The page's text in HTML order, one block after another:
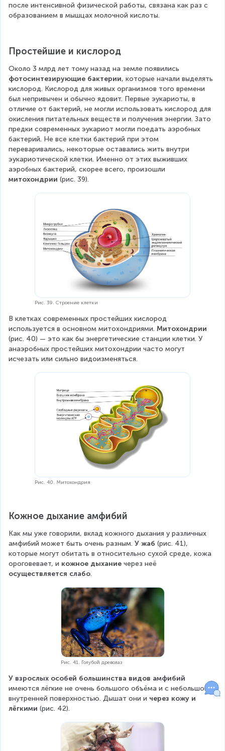
после интенсивной физической работы, связана как раз с
образованием в мышцах молочной кислоты.
Простейшие и кислород
Около 3 млрд лет тому назад на земле появились
фотосинтезирующие бактерии, которые начали выделять
кислород. Кислород для живых организмов того времени
был непривычен и обычно ядовит. Первые эукариоты, в
отличие от бактерий, не могли использовать кислород для
окисления питательных веществ и получения энергии. Зато
предки современных эукариот могли поедать аэробных
бактерий. Не все клетки бактерий при этом
переваривались, некоторые оставались жить внутри
эукариотической клетки. Именно от этих выживших
аэробных бактерий, скорее всего, произошли
митохондрии (рис. 39).
Рис. 39. Строение клетки
В клетках современных простейших кислород
используется в основном митохондриями. Митохондрии
(рис. 40) — это как бы энергетические станции клетки. У
анаэробных простейших митохондрии часто могут
исчезать или сильно видоизменяться.
Рис. 40. Митохондрия
Кожное дыхание амфибий
Как мы уже говорили, вклад кожного дыхания у различных
амфибий может быть очень разным. У жаб (рис. 41),
которые могут обитать в относительно сухой среде, кожа
ороговевает, и кожное дыхание через неё
осуществляется слабо.
Рис. 41. Голубой древолаз
У взрослых особей большинства видов амфибий
имеются лёгкие не очень большого объёма и с небольшой
внутренней поверхностью. Дышат они и через кожу и
лёгкими (рис. 42).